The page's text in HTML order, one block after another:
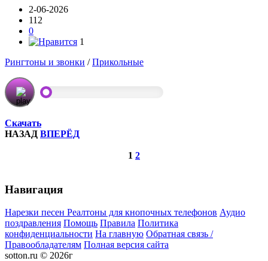
2-06-2026
112
0
1
Рингтоны и звонки /Прикольные
Скачать
НАЗАД ВПЕРЁД
1 2
Навигация
Нарезки песен Реалтоны для кнопочных телефонов Аудио
поздравления Помощь Правила Политика
конфиденциальности На главную Обратная связь /
Правообладателям Полная версия сайта
sotton.ru © 2026г